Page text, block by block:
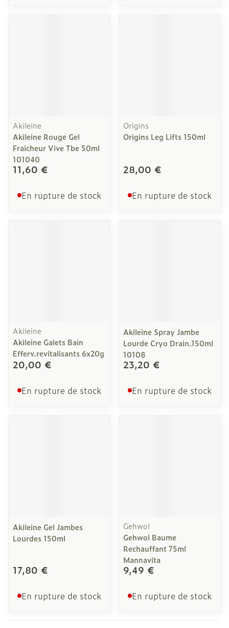
Akileine
Akileine Rouge Gel
Fraicheur Vive Tbe 50ml
101040
11,60 €
En rupture de stock
Origins
Origins Leg Lifts 150ml
28,00 €
En rupture de stock
Akileine
Akileine Galets Bain
Efferv.revitalisants 6x20g
20,00 €
En rupture de stock
Akileine Spray Jambe
Lourde Cryo Drain.150ml
10108
23,20 €
En rupture de stock
Akileine Gel Jambes
Lourdes 150ml
17,80 €
En rupture de stock
Gehwol
Gehwol Baume
Rechauffant 75ml
Mannavita
9,49 €
En rupture de stock